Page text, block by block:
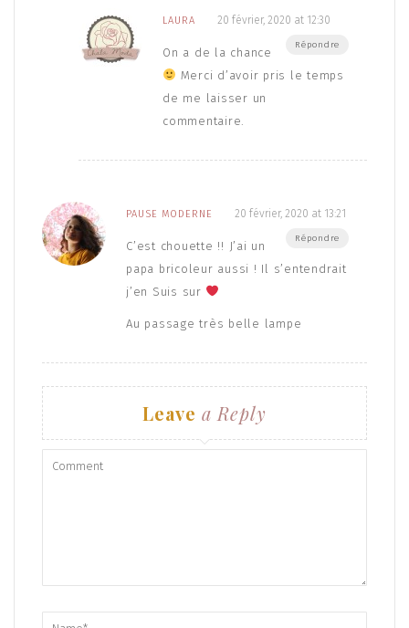
LAURA 20 février, 2020 at 12:30
Répondre
On a de la chance
Merci d’avoir pris le temps
de me laisser un
commentaire.
PAUSE MODERNE 20 février, 2020 at 13:21
Répondre
C’est chouette !! J’ai un
papa bricoleur aussi ! Il s’entendrait
j’en Suis sur
Au passage très belle lampe
Leave a Reply